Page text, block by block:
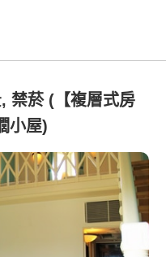
禁菸 (【複層式房
小屋)